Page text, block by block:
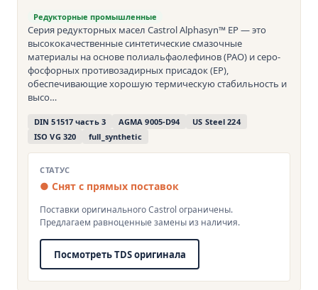
Редукторные промышленные
Серия редукторных масел Castrol Alphasyn™ EP — это
высококачественные синтетические смазочные
материалы на основе полиальфаолефинов (PAO) и серо-
фосфорных противозадирных присадок (ЕР),
обеспечивающие хорошую термическую стабильность и
высо…
DIN 51517 часть 3 AGMA 9005-D94
US Steel 224
ISO VG 320
full_synthetic
СТАТУС
● Снят с прямых поставок
Поставки оригинального Castrol ограничены.
Предлагаем равноценные замены из наличия.
Посмотреть TDS оригинала